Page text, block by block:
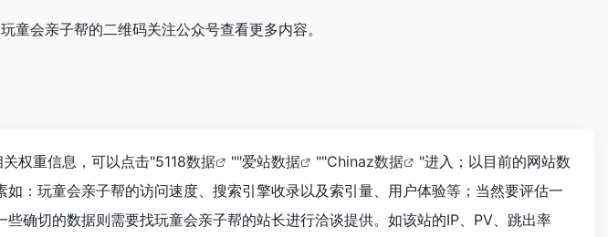
童会亲子帮的二维码关注公众号查看更多内容。
权重信息，可以点击"5118数据 ""爱站数据 ""Chinaz数据
"进入；以目前的网站数
：玩童会亲子帮的访问速度、搜索引擎收录以及索引量、用户体验等；当然要评估一
确切的数据则需要找玩童会亲子帮的站长进行洽谈提供。如该站的IP、PV、跳出率